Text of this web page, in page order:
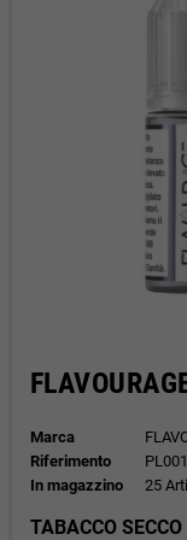
Marca
Riferimento
In magazzino
25
TABACCO SECCO